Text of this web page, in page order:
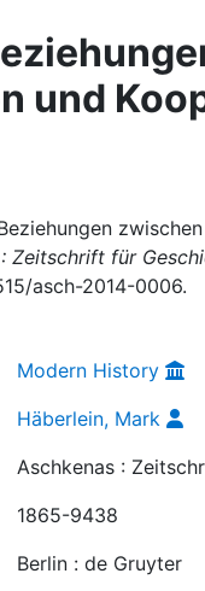
und
Zeitschrift für
asch-2014-0006.
Modern History
Häberlein, Mark
Aschkenas :
1865-9438
Berlin : de Gruyter